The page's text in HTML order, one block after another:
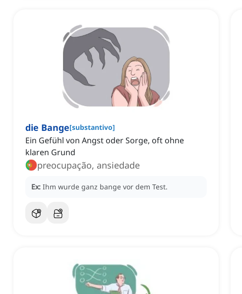
die Bange[substantivo]
Ein Gefühl von Angst oder Sorge, oft ohne
klaren Grund
preocupação, ansiedade
Ex: Ihm wurde ganz bange vor dem Test.